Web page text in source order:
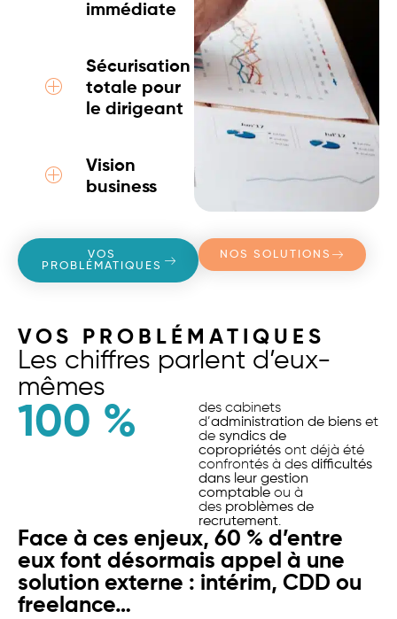
immédiate
Sécurisation
totale pour
le dirigeant
Vision
business
VOS
PROBLÉMATIQUES
NOS SOLUTIONS
VOS PROBLÉMATIQUES
Les chiffres parlent d’eux-
mêmes
100 %
des cabinets
d’administration de biens et
de syndics de
copropriétés ont déjà été
confrontés à des difficultés
dans leur gestion
comptable ou à
des problèmes de
recrutement.
Face à ces enjeux, 60 % d’entre
eux font désormais appel à une
solution externe : intérim, CDD ou
freelance…